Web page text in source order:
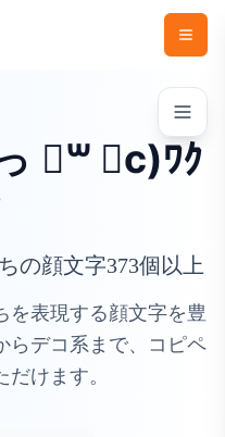
॑꒳ ॑c)ﾜｸ
の顔文字373個以上
を表現する顔文字を豊
らデコ系まで、コピペ
けます。